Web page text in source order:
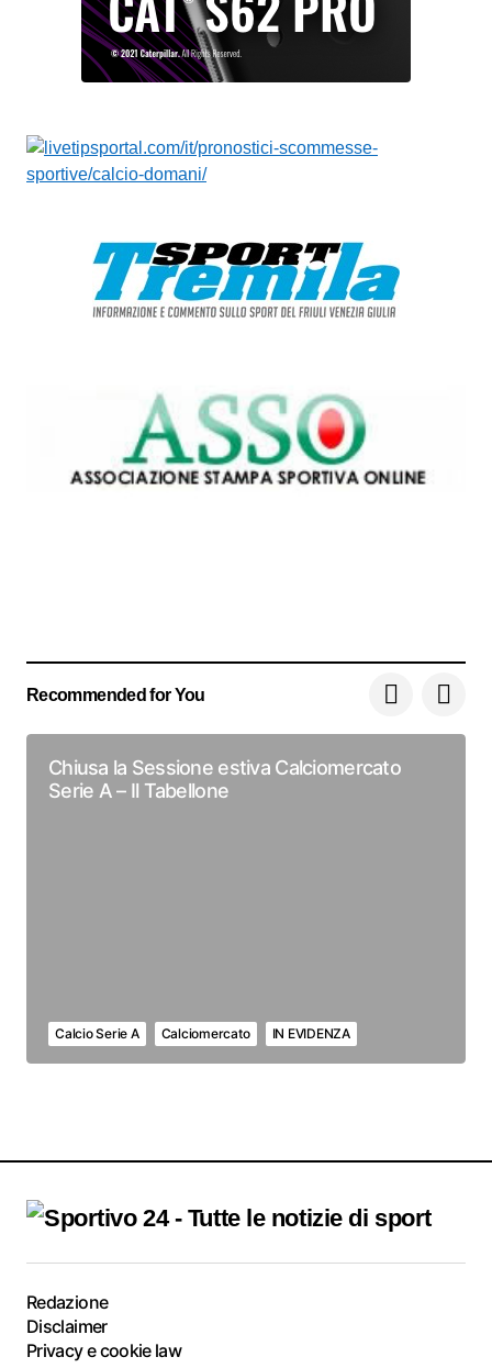
Recommended for You
Chiusa la Sessione estiva Calciomercato
Serie A – Il Tabellone
Calcio Serie A Calciomercato IN EVIDENZA
Redazione
Disclaimer
Privacy e cookie law